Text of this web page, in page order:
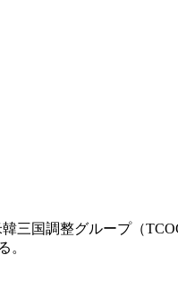
三国調整グループ（
。